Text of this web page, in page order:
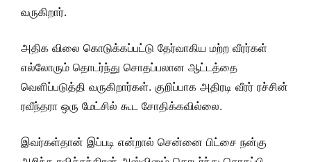
வருகிறார்.
அதிக விலை கொடுக்கப்பட்டு தேர்வாகிய மற்ற வீரர்கள்
எல்லோரும் தொடர்ந்து சொதப்பலான ஆட்டத்தை
வெளிப்படுத்தி வருகிறார்கள். குறிப்பாக அதிரடி வீரர் ரச்சின்
ரவீந்தரா ஒரு மேட்சில் கூட சோதிக்கவில்லை.
இவர்கள்தான் இப்படி என்றால் சென்னை பிட்சை நன்கு